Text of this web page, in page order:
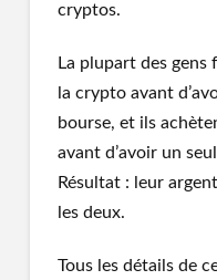
cryptos.
La plupart des gens
la crypto avant
bourse, et ils
avant d’avoir un
Résultat : leur
les deux.
Tous les détails de